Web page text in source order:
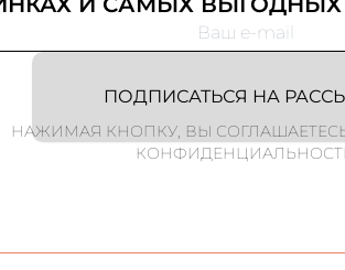
ПОДПИСАТЬСЯ НА
НАЖИМАЯ КНОПКУ, ВЫ